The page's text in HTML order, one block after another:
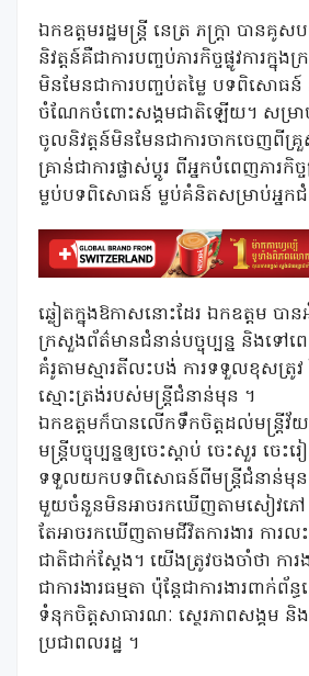
ឯកឧត្តមរដ្ឋមន្ត្រី នេត្រ ភក្ត្រា បានគូ
និវត្តន៍គឺជាការបញ្ចប់ភារកិច្ចផ្លូវការក្នុង
មិនមែនជាការបញ្ចប់តម្លៃ បទពិសោធ
ចំណែកចំពោះសង្គមជាតិឡើយ។ សម្រា
ចូលនិវត្តន៍មិនមែនជាការចាកចេញពីគ្
គ្រាន់ជាការផ្លាស់ប្តូរ ពីអ្នកបំពេញភារកិច្
ម្លប់បទពិសោធន៍ ម្លប់គំនិតសម្រាប់អ្នក
ឆ្លៀតក្នុងឱកាសនោះដែរ ឯកឧត្តម បាន
ក្រសួងព័ត៌មានជំនាន់បច្ចុប្បន្ន និងទៅ
គំរូតាមស្មារតីលះបង់ ការទទួលខុសត្រូវ
ស្មោះត្រង់របស់មន្ត្រីជំនាន់មុន ។
ឯកឧត្តមក៏បានលើកទឹកចិត្តដល់មន្ត្រីវ័យ
មន្ត្រីបច្ចុប្បន្នឲ្យចេះស្តាប់ ចេះសួរ ចេះ
ទទួលយកបទពិសោធន៍ពីមន្ត្រីជំនាន់មុ
មួយចំនួនមិនអាចរកឃើញតាមសៀវភៅ ឬ
តែអាចរកឃើញតាមជីវិតការងារ ការល
ជាតិជាក់ស្តែង។ យើងត្រូវចងចាំថា កា
ជាការងារធម្មតា ប៉ុន្តែជាការងារពាក់
ទំនុកចិត្តសាធារណៈ ស្ថេរភាពសង្គម
ប្រជាពលរដ្ឋ ។